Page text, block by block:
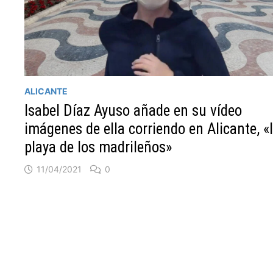
ALICANTE
Isabel Díaz Ayuso añade en su vídeo
imágenes de ella corriendo en Alicante,
playa de los madrileños»
11/04/2021 0